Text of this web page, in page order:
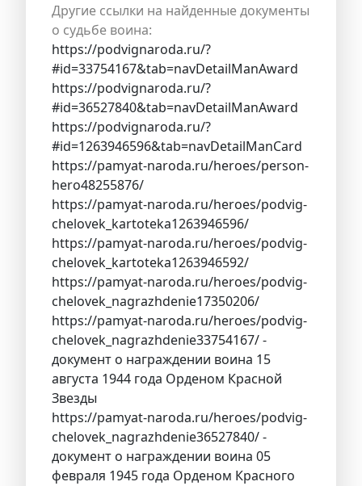
Другие ссылки на найденные документы
о судьбе воина:
https://podvignaroda.ru/?
#id=33754167&tab=navDetailManAward
https://podvignaroda.ru/?
#id=36527840&tab=navDetailManAward
https://podvignaroda.ru/?
#id=1263946596&tab=navDetailManCard
https://pamyat-naroda.ru/heroes/person-
hero48255876/
https://pamyat-naroda.ru/heroes/podvig-
chelovek_kartoteka1263946596/
https://pamyat-naroda.ru/heroes/podvig-
chelovek_kartoteka1263946592/
https://pamyat-naroda.ru/heroes/podvig-
chelovek_nagrazhdenie17350206/
https://pamyat-naroda.ru/heroes/podvig-
chelovek_nagrazhdenie33754167/ -
документ о награждении воина 15
августа 1944 года Орденом Красной
Звезды
https://pamyat-naroda.ru/heroes/podvig-
chelovek_nagrazhdenie36527840/ -
документ о награждении воина 05
февраля 1945 года Орденом Красного